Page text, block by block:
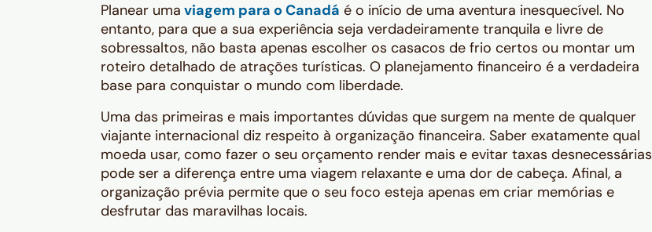
Planear uma viagem para o Canadá é o início de uma aventura inesquecível. No
entanto, para que a sua experiência seja verdadeiramente tranquila e livre de
sobressaltos, não basta apenas escolher os casacos de frio certos ou montar um
roteiro detalhado de atrações turísticas. O planejamento financeiro é a verdadeira
base para conquistar o mundo com liberdade.
Uma das primeiras e mais importantes dúvidas que surgem na mente de qualquer
viajante internacional diz respeito à organização financeira. Saber exatamente qual
moeda usar, como fazer o seu orçamento render mais e evitar taxas desnecessárias
pode ser a diferença entre uma viagem relaxante e uma dor de cabeça. Afinal, a
organização prévia permite que o seu foco esteja apenas em criar memórias e
desfrutar das maravilhas locais.